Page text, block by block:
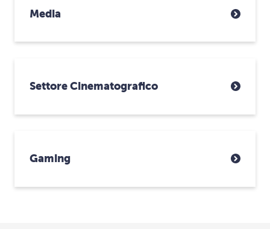
Media
Settore Cinematografico
Gaming